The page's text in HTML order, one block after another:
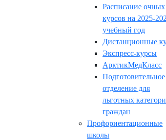
Расписание очных
курсов на 2025-
учебный год
Дистанционные
Экспресс-курсы
АрктикМедКласс
Подготовительное
отделение для
льготных
граждан
Профориентационные
школы